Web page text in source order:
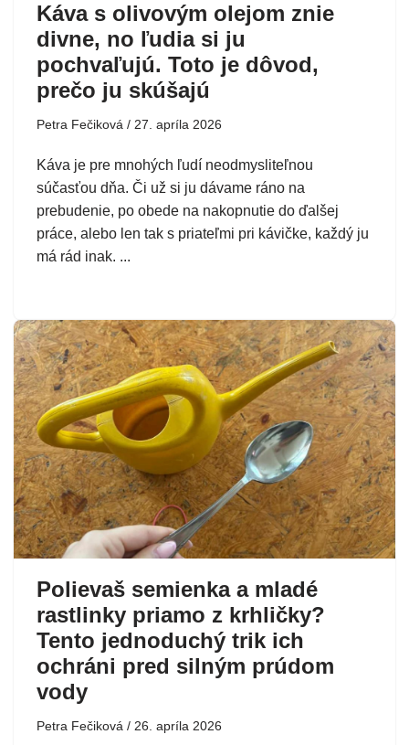
Káva s olivovým olejom znie
divne, no ľudia si ju
pochvaľujú. Toto je dôvod,
prečo ju skúšajú
Petra Fečiková 27. apríla 2026
Káva je pre mnohých ľudí neodmysliteľnou
súčasťou dňa. Či už si ju dávame ráno na
prebudenie, po obede na nakopnutie do ďalšej
práce, alebo len tak s priateľmi pri kávičke, každý ju
má rád inak. ...
Polievaš semienka a mladé
rastlinky priamo z krhličky?
Tento jednoduchý trik ich
ochráni pred silným prúdom
vody
Petra Fečiková 26. apríla 2026